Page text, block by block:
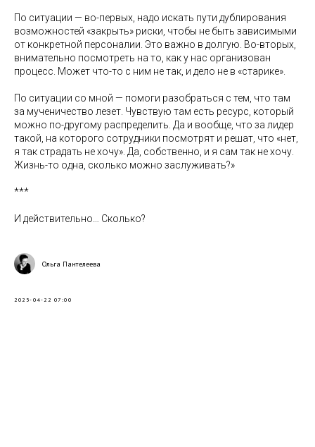
По ситуации — во-первых, надо искать пути дублирования
возможностей «закрыть» риски, чтобы не быть зависимыми
от конкретной персоналии. Это важно в долгую. Во-вторых,
внимательно посмотреть на то, как у нас организован
процесс. Может что-то с ним не так, и дело не в «старике».
По ситуации со мной — помоги разобраться с тем, что там
за мученичество лезет. Чувствую там есть ресурс, который
можно по-другому распределить. Да и вообще, что за лидер
такой, на которого сотрудники посмотрят и решат, что «нет,
я так страдать не хочу». Да, собственно, и я сам так не хочу.
Жизнь-то одна, сколько можно заслуживать?»
***
И действительно… Сколько?
Ольга Пантелеева
2025-04-22 07:00